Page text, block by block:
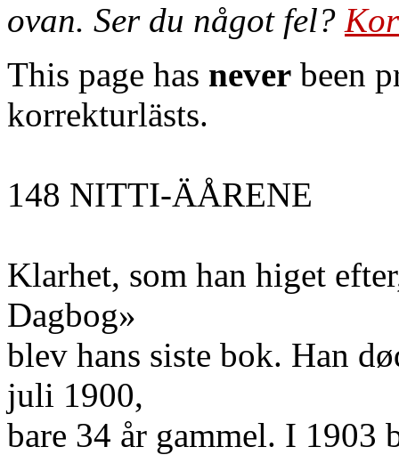
ovan. Ser du något fel?
This page has never been
korrekturlästs.
148 NITTI-ÄÅRENE
Klarhet, som han higet
Dagbog»
blev hans siste bok. Han
juli 1900,
bare 34 år gammel. I